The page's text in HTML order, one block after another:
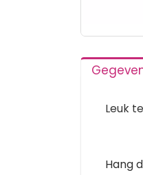
naar
het
Leuk
Hang